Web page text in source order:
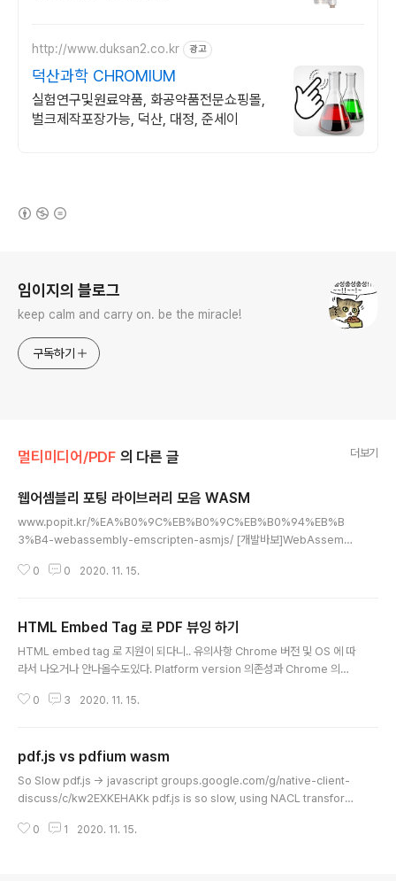
http://www.duksan2.co.kr 광고
덕산과학 CHROMIUM
실험연구및원료약품, 화공약품전문쇼핑몰,
벌크제작포장가능, 덕산, 대정, 준세이
임이지의 블로그
keep calm and carry on. be the miracle!
구독하기
멀티미디어/PDF 의 다른 글 더보기
웹어셈블리 포팅 라이브러리 모음 WASM
www.popit.kr/%EA%B0%9C%EB%B0%9C%EB%B0%94%EB%B
3%B4-webassembly-emscripten-asmjs/ [개발바보]WebAssembl
긴장되는 이 프로젝트는 지금 읽으시면서 생각하시는 그대로 web + Assmbl
mpressor antelle/wasm-image-compressor WebAssembly PNG
image compressor. Contribute to antelle/wasm-image-compr..
0 0 2020. 11. 15.
HTML Embed Tag 로 PDF 뷰잉 하기
HTML embed tag 로 지원이 되다니.. 유의사항 Chrome 버전 및 OS 에 따
라서 나오거나 안나올수도있다. Platform version 의존성과 Chrome 의존
408 한계사항 native 로 hanling 하는 구조가 아니면 새로운 요구사항에 쉽
게 볼 수 있다. -0- For Bruce Hello Bruce 참고 www.w3docs.com/sni
ppets/html/how-to-embed-pdf-in-html.html
0 3 2020. 11. 15.
pdf.js vs pdfium wasm
So Slow pdf.js -> javascript groups.google.com/g/native-client-
discuss/c/kw2EXKEHAKk pdf.js is so slow, using NACL transform
l 26, 2017 at 6:22:33 AM UTC-7, 沙蓝跋 wrote: groups.google.co
0 1 2020. 11. 15.